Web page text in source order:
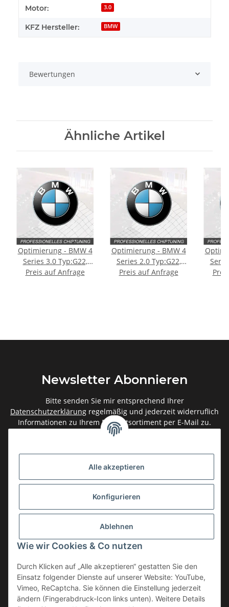
Alle akzeptieren
Konfigurieren
Ablehnen
Wie wir Cookies & Co nutzen
Durch Klicken auf „Alle akzeptieren“ gestatten Sie den
Einsatz folgender Dienste auf unserer Website: YouTube,
Vimeo, ReCaptcha. Sie können die Einstellung jederzeit
ändern (Fingerabdruck-Icon links unten). Weitere Details
Motor: 3.0
KFZ Hersteller: BMW
Bewertungen
Ähnliche Artikel
Optimierung - BMW 4
Series 3.0 Typ:G22,
G23 374PS
Preis auf Anfrage
Optimierung - BMW 4
Series 2.0 Typ:G22,
G23 258PS
Preis auf Anfrage
Newsletter Abonnieren
Bitte senden Sie mir entsprechend Ihrer
Datenschutzerklärung regelmäßig und jederzeit widerruflich
Informationen zu Ihrem Produktsortiment per E-Mail zu.
Gesetzliche Informationen
Informationen
Service
Vertrag widerrufen
* Alle Preise inkl. gesetzlicher USt., zzgl.Versand